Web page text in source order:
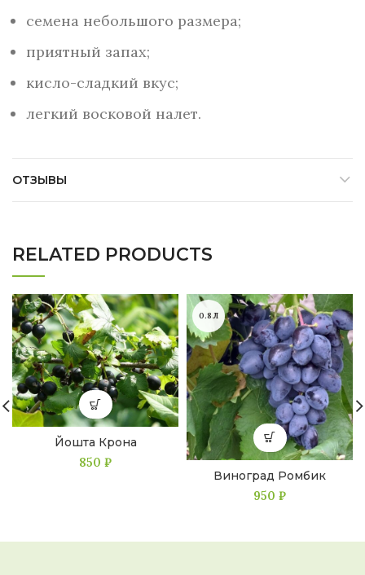
семена небольшого размера;
приятный запах;
кисло-сладкий вкус;
легкий восковой налет.
ОТЗЫВЫ
RELATED PRODUCTS
Йошта Крона
850 ₽
0.8Л
Виноград Ромбик
950 ₽